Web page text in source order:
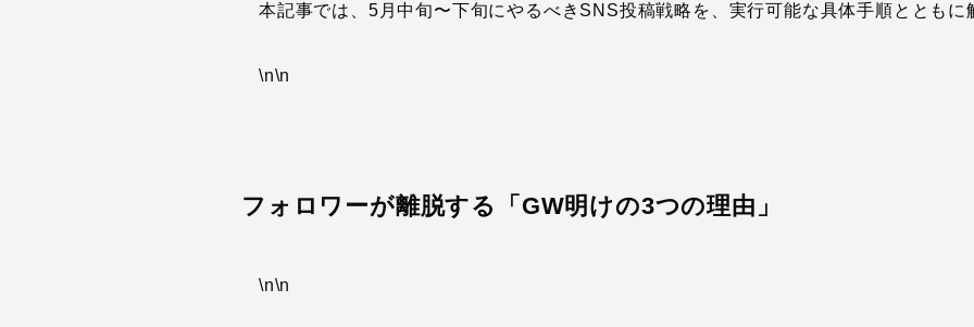
本記事では、5月中旬〜下旬にやるべきSNS投稿戦略を、実行可能な具体手順とともに
\n\n
フォロワーが離脱する「GW明けの3つの理由」
\n\n